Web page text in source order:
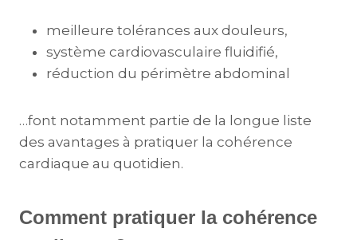
meilleure tolérances aux douleurs,
système cardiovasculaire fluidifié,
réduction du périmètre abdominal
…font notamment partie de la longue liste
des avantages à pratiquer la cohérence
cardiaque au quotidien.
Comment pratiquer la cohérence